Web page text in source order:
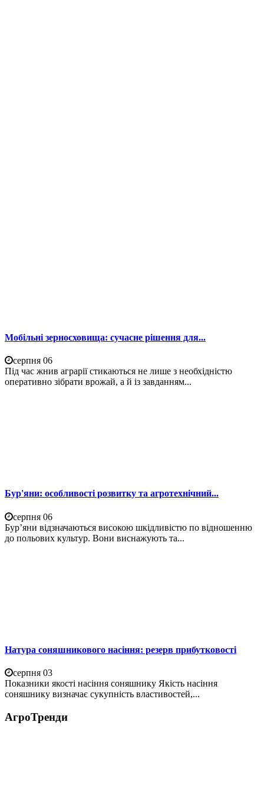
Мобільні зерносховища: сучасне рішення для...
серпня 06
Під час жнив аграрії стикаються не лише з необхідністю
оперативно зібрати врожай, а й із завданням...
Бур'яни: особливості розвитку та агротехнічний...
серпня 06
Бур’яни відзначаються високою шкідливістю по відношенню
до польових культур. Вони виснажують та...
Натура соняшникового насіння: резерв прибутковості
серпня 03
Показники якості насіння соняшнику Якість насіння
соняшнику визначає сукупність властивостей,...
АгроТренди